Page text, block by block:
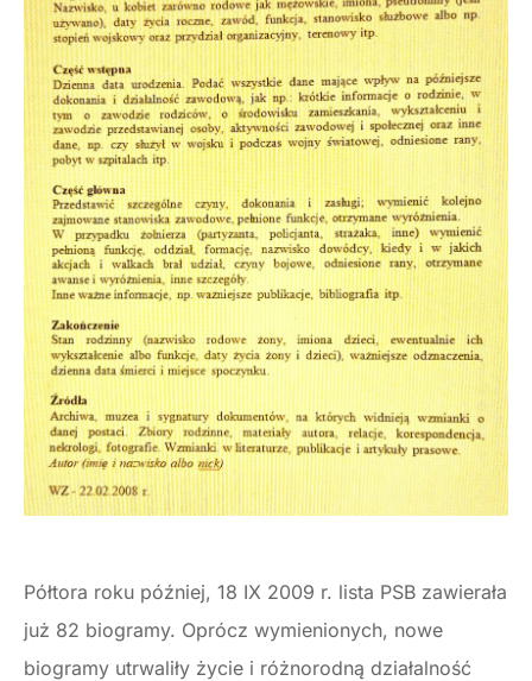
Półtora roku później, 18 IX 2009 r. lista PSB zawierała
już 82 biogramy. Oprócz wymienionych, nowe
biogramy utrwaliły życie i różnorodną działalność